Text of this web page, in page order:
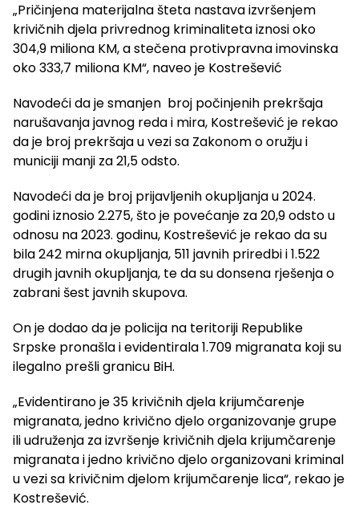
„Pričinjena materijalna šteta nastava izvršenjem
krivičnih djela privrednog kriminaliteta iznosi oko
304,9 miliona KM, a stečena protivpravna imovinska
oko 333,7 miliona KM“, naveo je Kostrešević
Navodeći da je smanjen broj počinjenih prekršaja
narušavanja javnog reda i mira, Kostrešević je rekao
da je broj prekršaja u vezi sa Zakonom o oružju i
municiji manji za 21,5 odsto.
Navodeći da je broj prijavljenih okupljanja u 2024.
godini iznosio 2.275, što je povećanje za 20,9 odsto u
odnosu na 2023. godinu, Kostrešević je rekao da su
bila 242 mirna okupljanja, 511 javnih priredbi i 1.522
drugih javnih okupljanja, te da su donsena rješenja o
zabrani šest javnih skupova.
On je dodao da je policija na teritoriji Republike
Srpske pronašla i evidentirala 1.709 migranata koji su
ilegalno prešli granicu BiH.
„Evidentirano je 35 krivičnih djela krijumčarenje
migranata, jedno krivično djelo organizovanje grupe
ili udruženja za izvršenje krivičnih djela krijumčarenje
migranata i jedno krivično djelo organizovani kriminal
u vezi sa krivičnim djelom krijumčarenje lica“, rekao je
Kostrešević.